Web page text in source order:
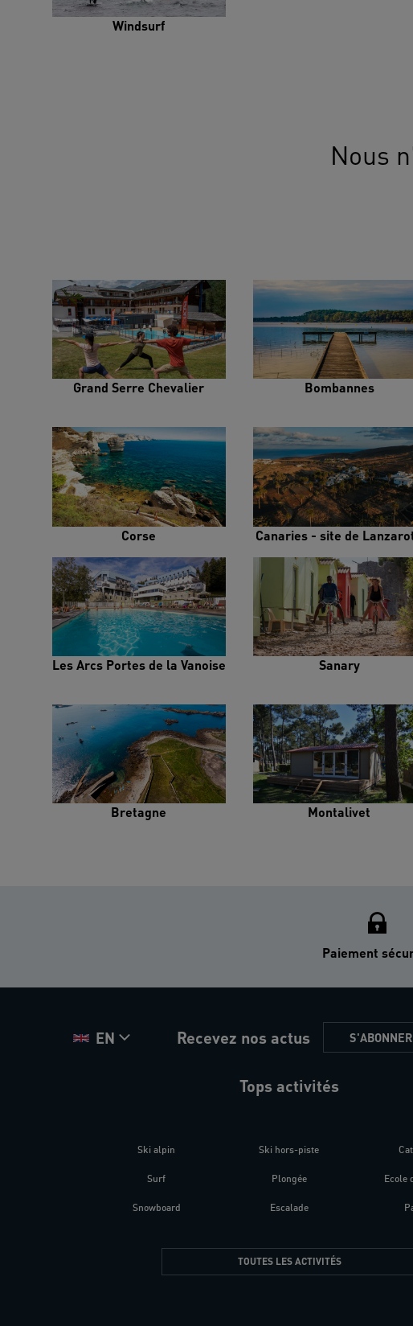
Windsurf
Nous
Grand Serre Chevalier Bombannes
Corse Canaries - site de
Les Arcs Portes de la Vanoise Sanary
Bretagne Montalivet
Paiement
EN Recevez nos actus
Tops activités
Ski alpin
Surf
Snowboard
Ski hors-piste
Plongée
Escalade
Ecole
TOUTES LES ACTIVITÉS